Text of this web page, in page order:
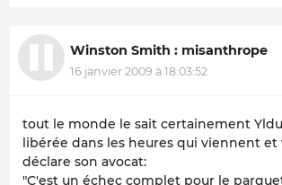
Winston Smith : misanthrope
16 janvier 2009 à 18:03:52
tout le monde le sait certainement
libérée dans les heures qui viennent et
déclare son avocat:
"C'est un échec complet pour le